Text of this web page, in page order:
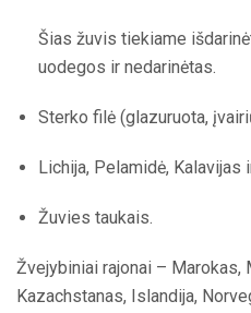
Šias žuvis tiekiame
uodegos ir nedarinėtas.
Sterko filė (glazuruota,
Lichija, Pelamidė, Kalavijas
Žuvies taukais.
Žvejybiniai rajonai – Marokas,
Kazachstanas, Islandija,